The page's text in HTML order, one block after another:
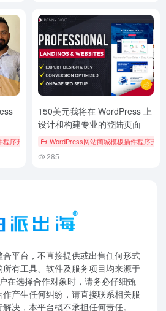
序开发
150美元我将在 WordPress 上
设计和构建专业的登陆页面
WordPress网站商城模板插件程序开发
285
平台，不直接提供或出售任何形式
有工具、软件及服务项目均来源于
在选择合作对象时，请务必仔细甄
产生任何纠纷，请直接联系相关服
决，本平台概不承担任何责任。